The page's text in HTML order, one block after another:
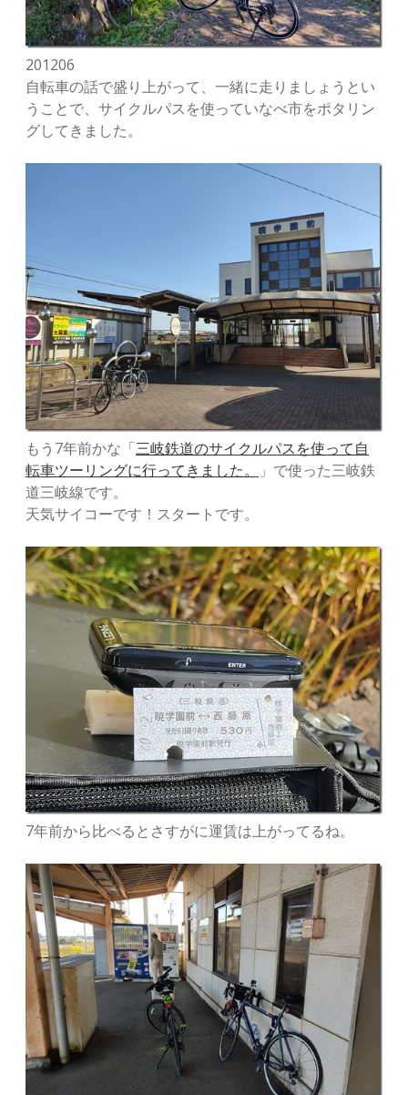
201206
自転車の話で盛り上がって、一緒に走りましょうとい
うことで、サイクルパスを使っていなべ市をポタリン
グしてきました。
もう7年前かな「三岐鉄道のサイクルパスを使って自
転車ツーリングに行ってきました。
」で使った三岐鉄
道三岐線です。
天気サイコーです！スタートです。
7年前から比べるとさすがに運賃は上がってるね。